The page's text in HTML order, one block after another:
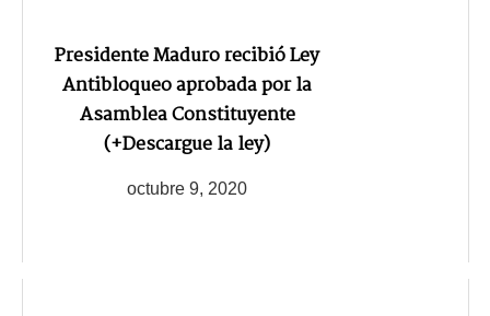
Presidente Maduro recibió Ley
Antibloqueo aprobada por la
Asamblea Constituyente
(+Descargue la ley)
octubre 9, 2020